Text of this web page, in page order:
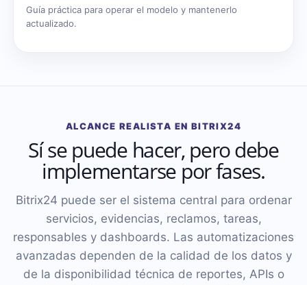
Guía práctica para operar el modelo y mantenerlo
actualizado.
ALCANCE REALISTA EN BITRIX24
Sí se puede hacer, pero debe
implementarse por fases.
Bitrix24 puede ser el sistema central para ordenar
servicios, evidencias, reclamos, tareas,
responsables y dashboards. Las automatizaciones
avanzadas dependen de la calidad de los datos y
de la disponibilidad técnica de reportes, APIs o